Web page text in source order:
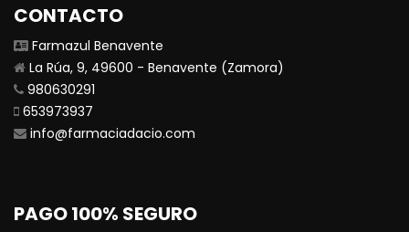
CONTACTO
Farmazul Benavente
La Rúa, 9, 49600 - Benavente (Zamora)
980630291
653973937
info@farmaciadacio.com
PAGO 100% SEGURO